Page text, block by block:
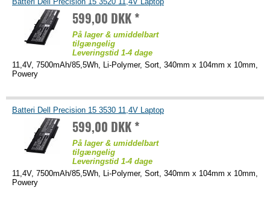
599,00 DKK *
På lager & umiddelbart
tilgængelig
Leveringstid 1-4 dage
11,4V, 7500mAh/85,5Wh, Li-Polymer, Sort, 340mm x 104mm x 10mm,
Powery
Batteri Dell Precision 15 3530 11,4V Laptop
599,00 DKK *
På lager & umiddelbart
tilgængelig
Leveringstid 1-4 dage
11,4V, 7500mAh/85,5Wh, Li-Polymer, Sort, 340mm x 104mm x 10mm,
Powery